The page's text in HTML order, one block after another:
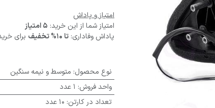
امتیاز و پاداش
امتیاز شما از این خرید: 5 امتیاز
پاداش وفاداری: تا 10% تخفیف برای
نوع محصول: متوسط و نیمه سنگین
واحد فروش: 1 عدد
تعداد در کارتن: 10 عدد